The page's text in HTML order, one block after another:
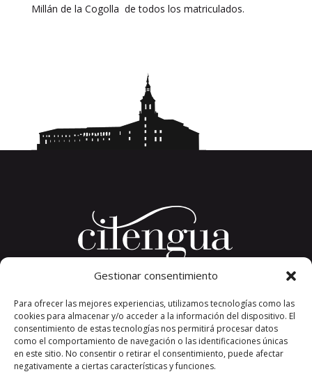
Gestionar consentimiento
Para ofrecer las mejores experiencias, utilizamos tecnologías como las
cookies para almacenar y/o acceder a la información del dispositivo. El
consentimiento de estas tecnologías nos permitirá procesar datos
como el comportamiento de navegación o las identificaciones únicas
en este sitio. No consentir o retirar el consentimiento, puede afectar
negativamente a ciertas características y funciones.
Millán de la Cogolla de todos los matriculados.
26326 San Millán de la Cogolla
La Rioja. España.
Teléfono: +34 941 373 389
cilengua@cilengua.es